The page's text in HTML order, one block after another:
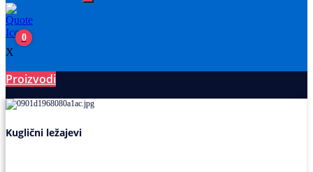
0
X
Proizvodi
Kuglični ležajevi